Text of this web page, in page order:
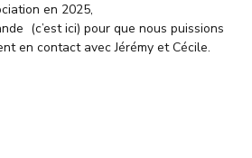
en 2025,
(c’est ici) pour que nous puissions
en contact avec Jérémy et Cécile.